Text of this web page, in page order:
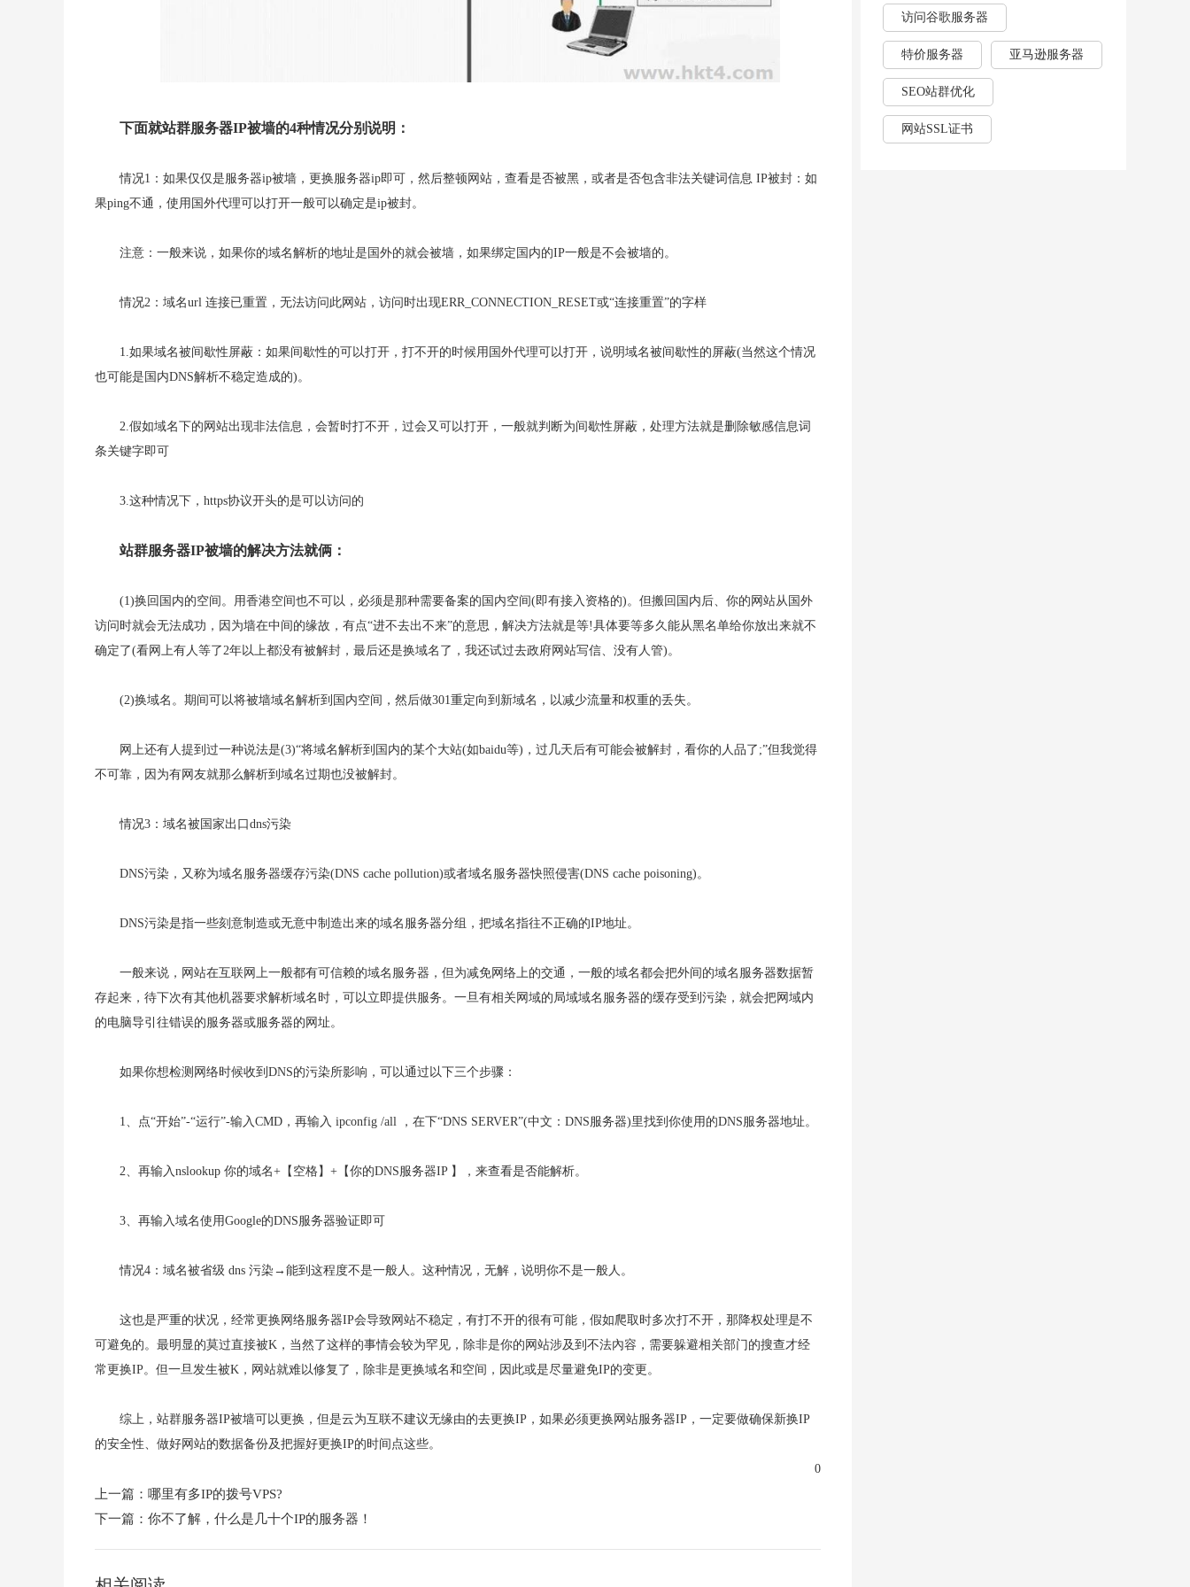
下面就站群服务器IP被墙的4种情况分别说明：
情况1：如果仅仅是服务器ip被墙，更换服务器ip即可，然后整顿网站，查看是否被黑，或者是否包含非法关键词信息 IP被封：如
果ping不通，使用国外代理可以打开一般可以确定是ip被封。
注意：一般来说，如果你的域名解析的地址是国外的就会被墙，如果绑定国内的IP一般是不会被墙的。
情况2：域名url 连接已重置，无法访问此网站，访问时出现ERR_CONNECTION_RESET或“连接重置”的字样
1.如果域名被间歇性屏蔽：如果间歇性的可以打开，打不开的时候用国外代理可以打开，说明域名被间歇性的屏蔽(当然这个情况
也可能是国内DNS解析不稳定造成的)。
2.假如域名下的网站出现非法信息，会暂时打不开，过会又可以打开，一般就判断为间歇性屏蔽，处理方法就是删除敏感信息词
条关键字即可
3.这种情况下，https协议开头的是可以访问的
站群服务器IP被墙的解决方法就俩：
(1)换回国内的空间。用香港空间也不可以，必须是那种需要备案的国内空间(即有接入资格的)。但搬回国内后、你的网站从国外
访问时就会无法成功，因为墙在中间的缘故，有点“进不去出不来”的意思，解决方法就是等!具体要等多久能从黑名单给你放出来就不
确定了(看网上有人等了2年以上都没有被解封，最后还是换域名了，我还试过去政府网站写信、没有人管)。
(2)换域名。期间可以将被墙域名解析到国内空间，然后做301重定向到新域名，以减少流量和权重的丢失。
网上还有人提到过一种说法是(3)“将域名解析到国内的某个大站(如baidu等)，过几天后有可能会被解封，看你的人品了;”但我觉得
不可靠，因为有网友就那么解析到域名过期也没被解封。
情况3：域名被国家出口dns污染
DNS污染，又称为域名服务器缓存污染(DNS cache pollution)或者域名服务器快照侵害(DNS cache poisoning)。
DNS污染是指一些刻意制造或无意中制造出来的域名服务器分组，把域名指往不正确的IP地址。
一般来说，网站在互联网上一般都有可信赖的域名服务器，但为减免网络上的交通，一般的域名都会把外间的域名服务器数据暂
存起来，待下次有其他机器要求解析域名时，可以立即提供服务。一旦有相关网域的局域域名服务器的缓存受到污染，就会把网域内
的电脑导引往错误的服务器或服务器的网址。
如果你想检测网络时候收到DNS的污染所影响，可以通过以下三个步骤：
1、点“开始”-“运行”-输入CMD，再输入 ipconfig /all ，在下“DNS SERVER”(中文：DNS服务器)里找到你使用的DNS服务器地址。
2、再输入nslookup 你的域名+【空格】+【你的DNS服务器IP 】，来查看是否能解析。
3、再输入域名使用Google的DNS服务器验证即可
情况4：域名被省级 dns 污染→能到这程度不是一般人。这种情况，无解，说明你不是一般人。
这也是严重的状况，经常更换 网络服务器IP会导致网站不稳定，有打不开的很有可能，假如爬取时多次打不开，那降权处理是不
可避免的。最明显的莫过直接被K，当然了这样的事情会较为罕见，除非是你的网站涉及到不法內容，需要躲避相关部门的搜查才经
常更换IP。但一旦发生被K，网站就难以修复了，除非是更换域名和空间，因此或是尽量避免IP的变更。
综上，站群服务器IP被墙可以更换，但是云为互联不建议无缘由的去更换IP，如果必须更换网站服务器IP，一定要做确保新换IP
的安全性、做好网站的数据备份及把握好更换IP的时间点这些。
0
上一篇： 哪里有多IP的拨号VPS?
下一篇： 你不了解，什么是几十个IP的服务器！
访问谷歌服务器
特价服务器 亚马逊服务器
SEO站群优化
网站SSL证书